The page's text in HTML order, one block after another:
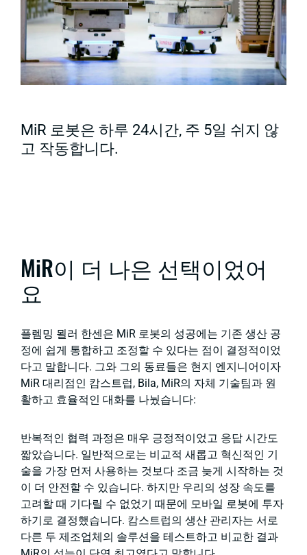
MiR 로봇은 하루 24시간, 주 5일 쉬지 않
고 작동합니다.
MiR이 더 나은 선택이었어
요
플렘밍 묄러 한센은 MiR 로봇의 성공에는 기존 생산 공
정에 쉽게 통합하고 조정할 수 있다는 점이 결정적이었
다고 말합니다. 그와 그의 동료들은 현지 엔지니어이자
MiR 대리점인 캄스트럽, Bila, MiR의 자체 기술팀과 원
활하고 효율적인 대화를 나눴습니다:
반복적인 협력 과정은 매우 긍정적이었고 응답 시간도
짧았습니다. 일반적으로는 비교적 새롭고 혁신적인 기
술을 가장 먼저 사용하는 것보다 조금 늦게 시작하는 것
이 더 안전할 수 있습니다. 하지만 우리의 성장 속도를
고려할 때 기다릴 수 없었기 때문에 모바일 로봇에 투자
하기로 결정했습니다. 캄스트럽의 생산 관리자는 서로
다른 두 제조업체의 솔루션을 테스트하고 비교한 결과